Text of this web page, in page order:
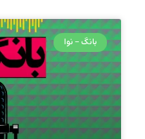
بانگ - نوا